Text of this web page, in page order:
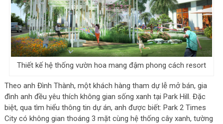
Thiết kế hệ thống vườn hoa mang đậm phong cách resort
Theo anh Đình Thành, một khách hàng tham dự lễ mở bán, gia
đình anh đều yêu thích không gian sống xanh tại Park Hill. Đặc
biệt, qua tìm hiểu thông tin dự án, anh được biết: Park 2 Times
City có không gian thoáng 3 mặt cùng hệ thống cây xanh, tường